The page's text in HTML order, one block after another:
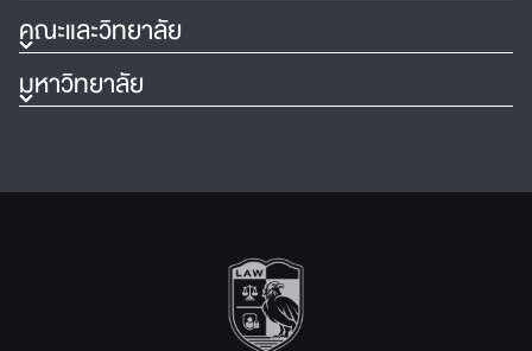
คณะและวิทยาลัย
มหาวิทยาลัย